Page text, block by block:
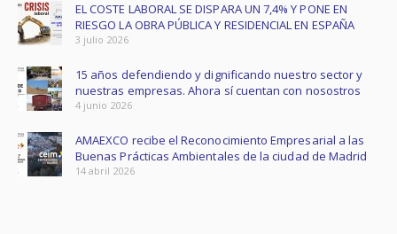
EL COSTE LABORAL SE DISPARA UN 7,4% Y PONE EN
RIESGO LA OBRA PÚBLICA Y RESIDENCIAL EN ESPAÑA ​
3 julio 2026
15 años defendiendo y dignificando nuestro sector y
nuestras empresas. Ahora sí cuentan con nosostros
4 junio 2026
AMAEXCO recibe el Reconocimiento Empresarial a las
Buenas Prácticas Ambientales de la ciudad de Madrid
14 abril 2026